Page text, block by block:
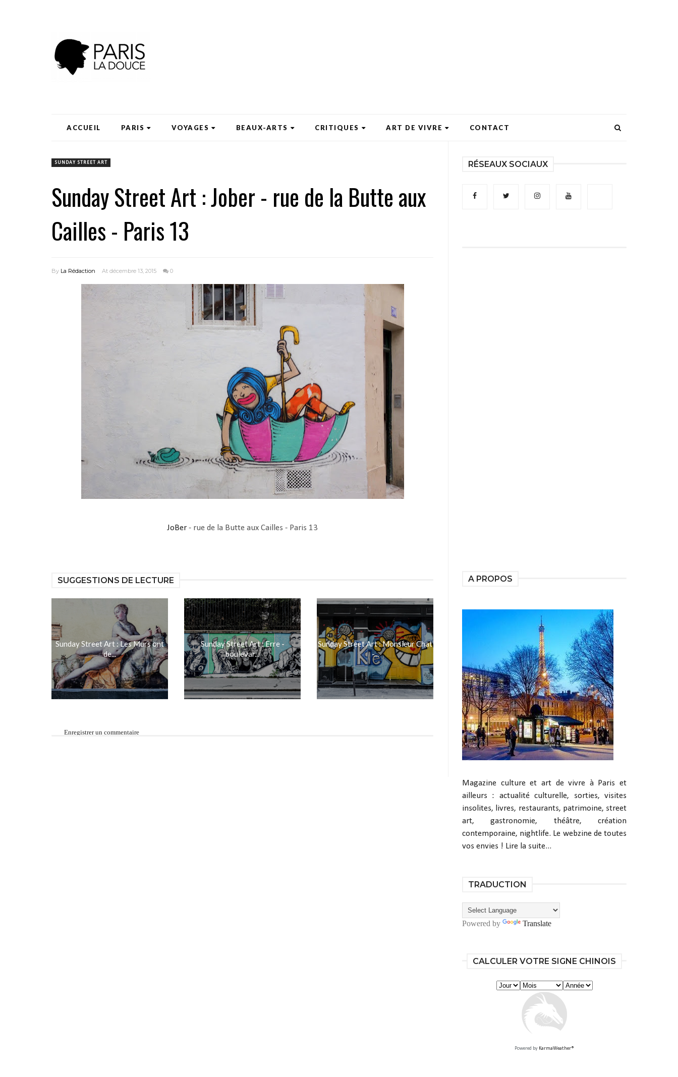
ACCUEIL PARIS VOYAGES BEAUX-ARTS CRITIQUES ART DE VIVRE CONTACT
SUNDAY STREET ART
Sunday Street Art : Jober - rue de la Butte aux
Cailles - Paris 13
By La Rédaction At décembre 13, 2015 0
JoBer - rue de la Butte aux Cailles - Paris 13
SUGGESTIONS DE LECTURE
Sunday Street Art : Les Murs ont
de...
Sunday Street Art : Erre -
boulevar...
Sunday Street Art : Monsieur Chat
-...
Enregistrer un commentaire
RÉSEAUX SOCIAUX
A PROPOS
Magazine culture et art de vivre à Paris et
ailleurs : actualité culturelle, sorties, visites
insolites, livres, restaurants, patrimoine, street
art, gastronomie, théâtre, création
contemporaine, nightlife. Le webzine de toutes
vos envies ! Lire la suite...
TRADUCTION
Powered by Translate
CALCULER VOTRE SIGNE CHINOIS
Powered by KarmaWeather®